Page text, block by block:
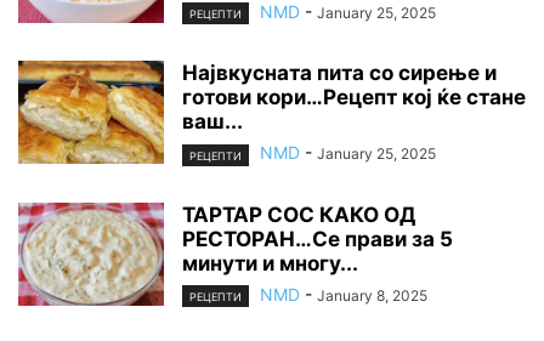
РЕЦЕПТИ NMD - January 25, 2025
Највкусната пита со сирење и
готови кори…Рецепт кој ќе стане
ваш...
РЕЦЕПТИ NMD - January 25, 2025
ТАРТАР СОС КАКО ОД
РЕСТОРАН…Се прави за 5
минути и многу...
РЕЦЕПТИ NMD - January 8, 2025